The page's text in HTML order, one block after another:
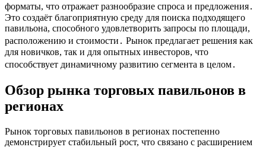
форматы, что отражает разнообразие спроса и предложения․
Это создаёт благоприятную среду для поиска подходящего
павильона, способного удовлетворить запросы по площади,
расположению и стоимости․ Рынок предлагает решения как
для новичков, так и для опытных инвесторов, что
способствует динамичному развитию сегмента в целом․
Обзор рынка торговых павильонов в
регионах
Рынок торговых павильонов в регионах постепенно
демонстрирует стабильный рост, что связано с расширением